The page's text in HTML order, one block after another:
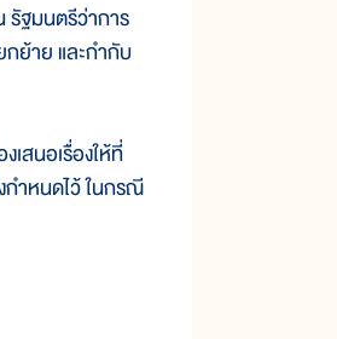
ฐมนตรีว่าการ
กย้าย และกำกับ
สนอเรื่องให้ที่
ำหนดไว้ ในกรณี